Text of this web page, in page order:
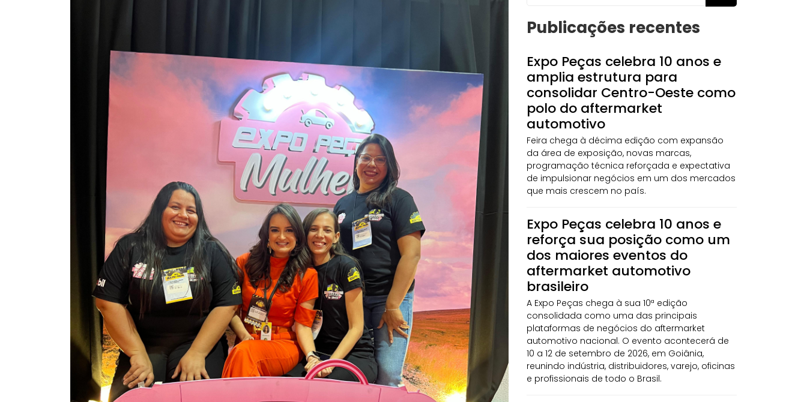
Publicações recentes
Expo Peças celebra 10 anos e
amplia estrutura para
consolidar Centro-Oeste como
polo do aftermarket
automotivo
Feira chega à décima edição com expansão
da área de exposição, novas marcas,
programação técnica reforçada e expectativa
de impulsionar negócios em um dos mercados
que mais crescem no país.
Expo Peças celebra 10 anos e
reforça sua posição como um
dos maiores eventos do
aftermarket automotivo
brasileiro
A Expo Peças chega à sua 10ª edição
consolidada como uma das principais
plataformas de negócios do aftermarket
automotivo nacional. O evento acontecerá de
10 a 12 de setembro de 2026, em Goiânia,
reunindo indústria, distribuidores, varejo, oficinas
e profissionais de todo o Brasil.